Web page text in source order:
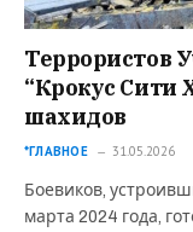
Террористов
“Крокус Сити
шахидов
*ГЛАВНОЕ 31.05.2026
Боевиков,
марта 2024 года,